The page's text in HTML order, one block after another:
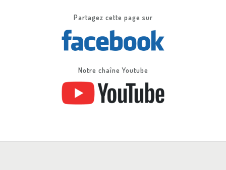
Partagez cette page sur
Notre chaîne Youtube